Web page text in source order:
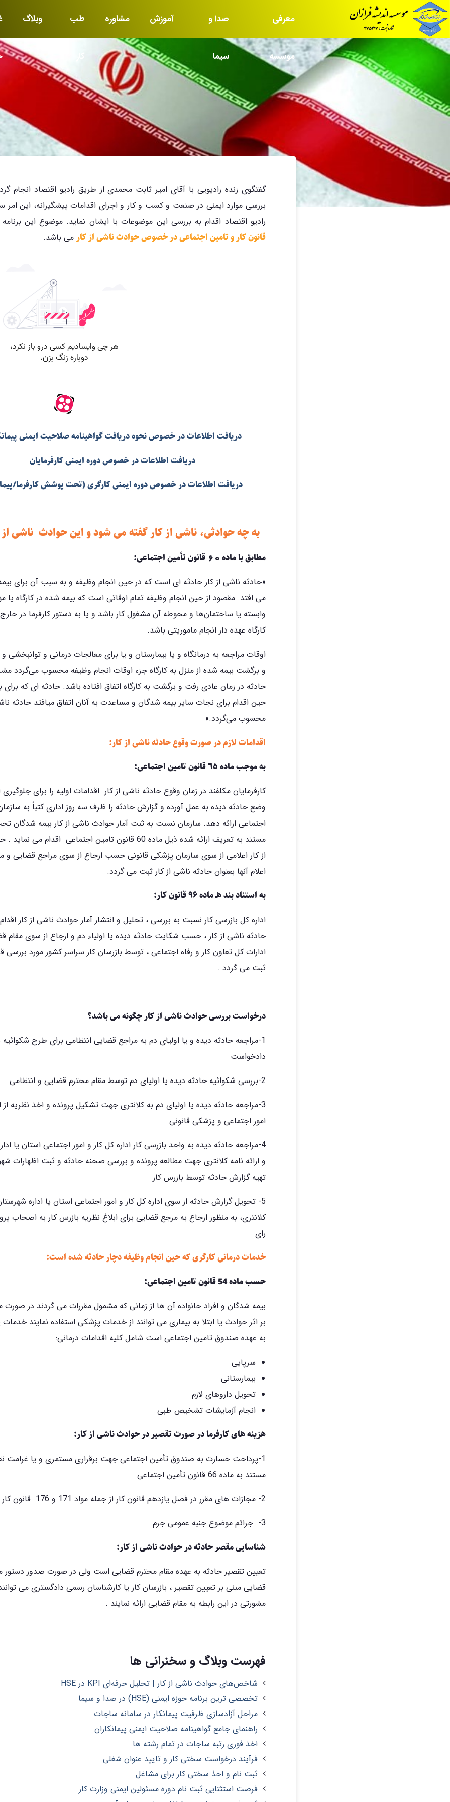
معرفی
موسسه
صدا و
سیما
آموزش مشاوره طب وبلاگ
گفتگوی زنده رادیویی با آقای امیر ثابت محمدی از طریق رادیو اقتصاد انجام
بررسی موارد ایمنی در صنعت و کسب و کار و اجرای اقدامات پیشگیرانه، این امر
رادیو اقتصاد اقدام به بررسی این موضوعات با ایشان نماید. موضوع این
قانون کار و تامین اجتماعی در خصوص حوادث ناشی از کار می باشد.
دریافت اطلاعات در خصوص نحوه دریافت گواهینامه صلاحیت ایمنی
دریافت اطلاعات در خصوص دوره ایمنی کارفرمایان
دریافت اطلاعات در خصوص دوره ایمنی کارگری (تحت پوشش کارفرما/
به چه حوادثی، ناشی از کار گفته می شود و این حوادث ناشی
مطابق با ماده60 قانون تأمین اجتماعی:
«حادثه ناشی از کار حادثه ای است که در حین انجام وظیفه و به سبب آن برای
می افتد. مقصود از حین انجام وظیفه تمام اوقاتی است که بیمه شده در کارگاه
وابسته یا ساختمان‌ها و محوطه آن مشغول کار باشد و یا به دستور کارفرما در
کارگاه عهده دار انجام ماموریتی باشد.
اوقات مراجعه به درمانگاه و یا بیمارستان و یا برای معالجات درمانی و توانبخشی
و برگشت بیمه شده از منزل به کارگاه جزء اوقات انجام وظیفه محسوب می‌گردد
حادثه در زمان عادی رفت و برگشت به کارگاه اتفاق افتاده باشد. حادثه­ ای که برای
حین اقدام برای نجات سایر بیمه شدگان و مساعدت به آنان اتفاق می­افتد حادثه
محسوب می‌گردد.»
اقدامات لازم در صورت وقوع حادثه ناشی از کار:
به موجب ماده ٦٥ قانون تامین اجتماعی:
کارفرمایان مکلفند در زمان وقوع حادثه ناشی از کار اقدامات اولیه را برای
وضع حادثه دیده به عمل آورده و گزارش حادثه را ظرف سه روز اداری کتباً به
اجتماعی ارائه دهد. سازمان نسبت به ثبت آمار حوادث ناشی از کار بیمه
مستند به تعریف ارائه شده ذیل ماده 60 قانون تامین اجتماعی اقدام
از کار اعلامی از سوی سازمان پزشکی قانونی حسب ارجاع از سوی مراجع قضایی و
اعلام آنها بعنوان حادثه ناشی از کار ثبت می گردد.
به استناد بند هـ ماده ۹۶ قانون کار:
اداره کل بازرسی کار نسبت به بررسی ، تحلیل و انتشار آمار حوادث ناشی از کار
حادثه ناشی از کار ، حسب شکایت حادثه دیده یا اولیاء دم و ارجاع از سوی مقام
ادارات کل تعاون کار و رفاه اجتماعی ، توسط بازرسان کار سراسر کشور مورد بررسی
ثبت می گردد .
درخواست بررسی حوادث ناشی از کار چگونه می باشد؟
1-مراجعه حادثه دیده و یا اولیای دم به مراجع قضایی انتظامی برای طرح شکوائیه
دادخواست
2-بررسی شکوائیه حادثه دیده یا اولیای دم توسط مقام محترم قضایی و انتظامی
3-مراجعه حادثه دیده یا اولیای دم به کلانتری جهت تشکیل پرونده و اخذ نظریه از
امور اجتماعی و پزشکی قانونی
4-مراجعه حادثه دیده به واحد بازرسی کار اداره کل کار و امور اجتماعی استان یا
و ارائه نامه کلانتری جهت مطالعه پرونده و بررسی صحنه حادثه و ثبت اظهارات
تهیه گزارش حادثه توسط بازرس کار
5- تحویل گزارش حادثه از سوی اداره کل کار و امور اجتماعی استان یا اداره
کلانتری، به منظور ارجاع به مرجع قضایی برای ابلاغ نظریه بازرس کار به اصحاب
رای
خدمات درمانی کارگری که حین انجام وظیفه دچار حادثه شده است:
حسب ماده 54 قانون تامین اجتماعی:
بیمه شدگان و افراد خانواده آن ها از زمانی که مشمول مقررات می گردند در
بر اثر حوادث یا ابتلا به بیماری می توانند از خدمات پزشکی استفاده نمایند
به عهده صندوق تامین اجتماعی است شامل کلیه اقدامات درمانی:
سرپایی
بیمارستانی
تحویل داروهای لازم
انجام آزمایشات تشخیص طبی
هزینه های کارفرما در صورت تقصیر در حوادث ناشی از کار:
1-پرداخت خسارت به صندوق تأمین اجتماعی جهت برقراری مستمری و یا
مستند به ماده 66 قانون تأمین اجتماعی
2- مجازات های مقرر در فصل یازدهم قانون کار از جمله مواد 171 و 176 قانون کار
3- جرائم موضوع جنبه عمومی جرم
شناسایی مقصر حادثه در حوادث ناشی از کار:
تعیین تقصیر حادثه به عهده مقام محترم قضایی است ولی در صورت صدور دستور
قضایی مبنی بر تعیین تقصیر ، بازرسان کار یا کارشناسان رسمی دادگستری می
مشورتی در این رابطه به مقام قضایی ارائه نمایند .
فهرست وبلاگ و سخنرانی ها
شاخص‌های حوادث ناشی از کار | تحلیل حرفه‌ای KPI در HSE
تخصصی ترین برنامه حوزه ایمنی (HSE) در صدا و سیما
مراحل آزادسازی ظرفیت پیمانکار در سامانه ساجات
راهنمای جامع گواهینامه صلاحیت ایمنی پیمانکاران
اخذ فوری رتبه ساجات در تمام رشته ها
فرآیند درخواست سختی کار و تایید عنوان شغلی
ثبت نام و اخذ سختی کار برای مشاغل
فرصت استثنایی ثبت نام دوره مسئولین ایمنی وزارت کار